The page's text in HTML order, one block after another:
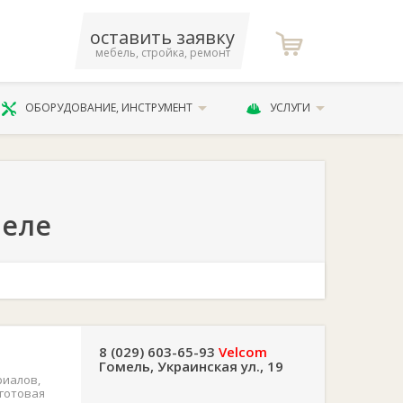
оставить заявку
мебель, стройка, ремонт
ОБОРУДОВАНИЕ, ИНСТРУМЕНТ УСЛУГИ
8 (029) 603-65-93 Velcom
Гомель, Украинская ул., 19